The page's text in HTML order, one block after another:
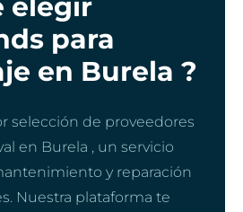
para
en Burela ?
selección de proveedores
en Burela , un servicio
y reparación
Nuestra plataforma te